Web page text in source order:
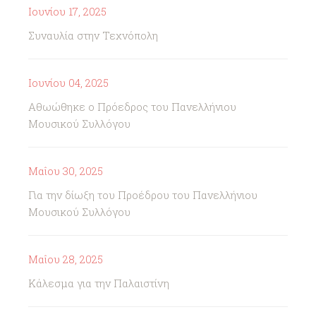
Ιουνίου 17, 2025
Συναυλία στην Τεχνόπολη
Ιουνίου 04, 2025
Αθωώθηκε ο Πρόεδρος του Πανελλήνιου
Μουσικού Συλλόγου
Μαΐου 30, 2025
Για την δίωξη του Προέδρου του Πανελλήνιου
Μουσικού Συλλόγου
Μαΐου 28, 2025
Κάλεσμα για την Παλαιστίνη